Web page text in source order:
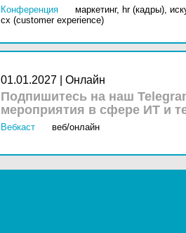
Конференция маркетинг, hr (кадры),
cx (customer experience)
01.01.2027 | Онлайн
Подпишитесь на наш
мероприятия в сфере ИТ и
Вебкаст веб/онлайн